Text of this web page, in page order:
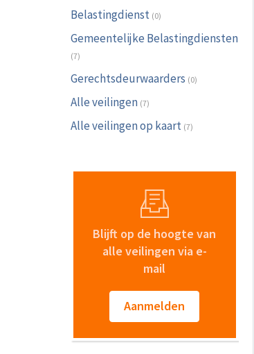
Belastingdienst (0)
Gemeentelijke Belastingdiensten
(7)
Gerechtsdeurwaarders (0)
Alle veilingen (7)
Alle veilingen op kaart (7)
Blijft op de hoogte van
alle veilingen via e-
mail
Aanmelden